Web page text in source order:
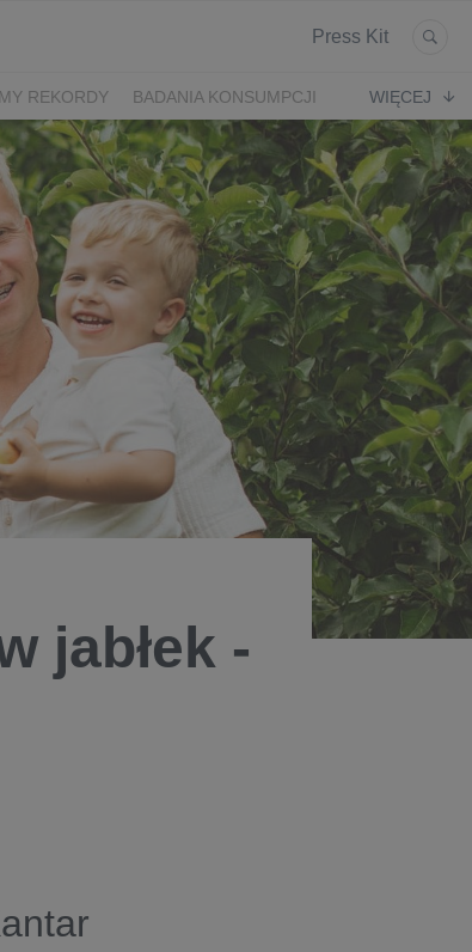
Press Kit
REKORDY
BADANIA KONSUMPCJI
WIĘCEJ
jabłek -